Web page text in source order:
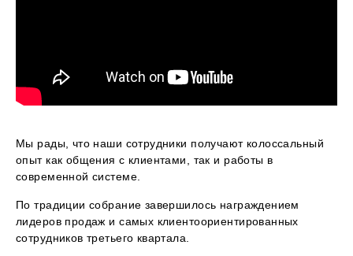
Мы рады, что наши сотрудники получают колоссальный
опыт как общения с клиентами, так и работы в
современной системе.
По традиции собрание завершилось награждением
лидеров продаж и самых клиентоориентированных
сотрудников третьего квартала.